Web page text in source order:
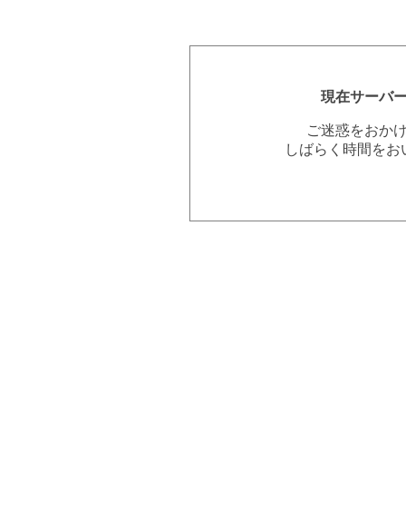
現在サーバ
ご迷惑をおか
しばらく時間を